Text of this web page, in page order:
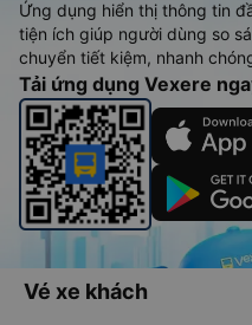
Ứng dụng hiển thị thông tin
tiện ích giúp người dùng so
chuyển tiết kiệm, nhanh
Tải ứng dụng Vexere
Vé xe khách